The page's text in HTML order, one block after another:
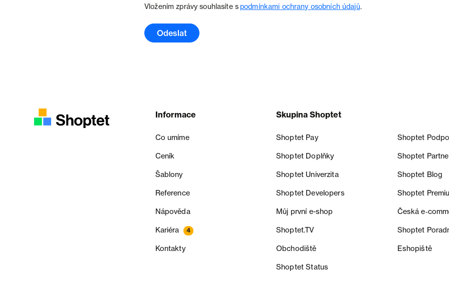
Vložením zprávy souhlasíte spodmínkami ochrany osobních údajů.
Odeslat
Informace
Co umíme
Ceník
Šablony
Reference
Nápověda
Kariéra 4
Kontakty
Skupina Shoptet
Shoptet Pay Shoptet
Shoptet Doplňky Shoptet
Shoptet Univerzita Shoptet Blog
Shoptet Developers Shoptet
Můj první e-shop Česká
Shoptet.TV Shoptet
Obchodiště Eshopiště
Shoptet Status